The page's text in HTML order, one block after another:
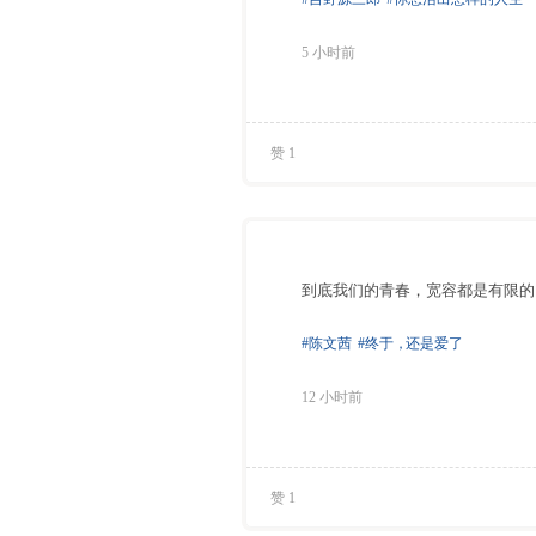
5 小时前
赞 1
到底我们的青春，宽容都是有限
#陈文茜 #终于 ，还是爱了
12 小时前
赞 1